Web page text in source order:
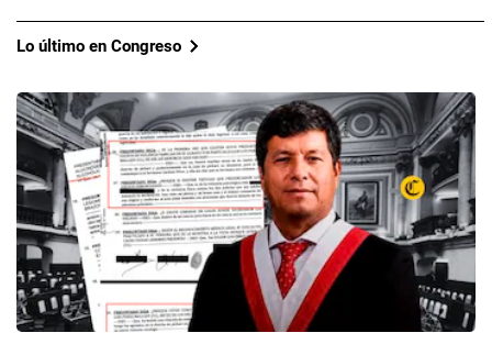
Lo último en Congreso